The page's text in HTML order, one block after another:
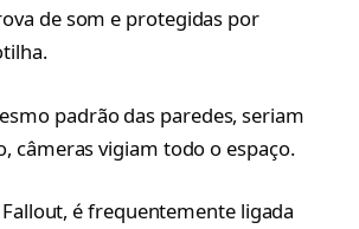
de som e protegidas por
padrão das paredes, seriam
câmeras vigiam todo o espaço.
é frequentemente ligada